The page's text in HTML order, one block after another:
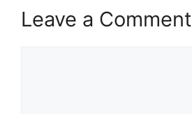
Leave a Comment